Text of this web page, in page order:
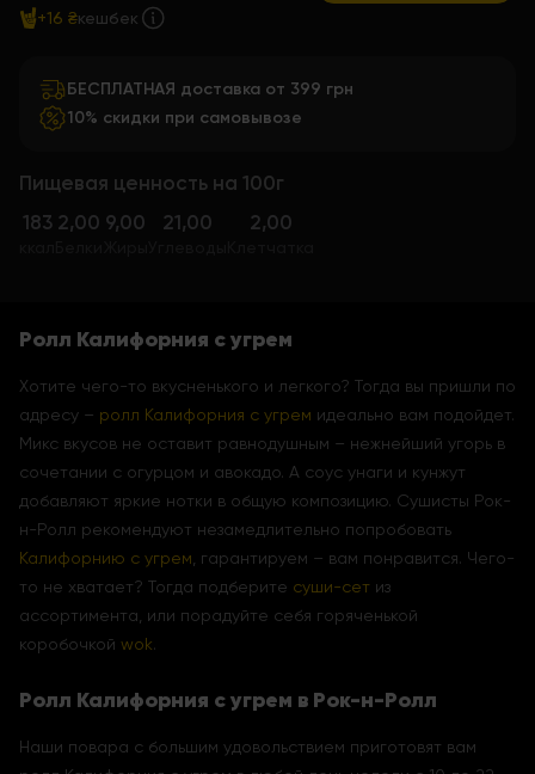
+16 ₴кешбек
БЕСПЛАТНАЯ доставка от 399 грн
10% скидки при самовывозе
Пищевая ценность на 100г
183 2,00 9,00 21,00 2,00
Ролл Калифорния с угрем
Хотите чего-то вкусненького и легкого? Тогда вы пришли по
адресу – ролл Калифорния с угрем идеально вам подойдет.
Микс вкусов не оставит равнодушным – нежнейший угорь в
сочетании с огурцом и авокадо. А соус унаги и кунжут
добавляют яркие нотки в общую композицию. Сушисты Рок-
н-Ролл рекомендуют незамедлительно попробовать
Калифорнию с угрем , гарантируем – вам понравится. Чего-
то не хватает? Тогда подберите суши-сет из
ассортимента, или порадуйте себя горяченькой
коробочкой wok.
Ролл Калифорния с угрем в Рок-н-Ролл
Наши повара с большим удовольствием приготовят вам